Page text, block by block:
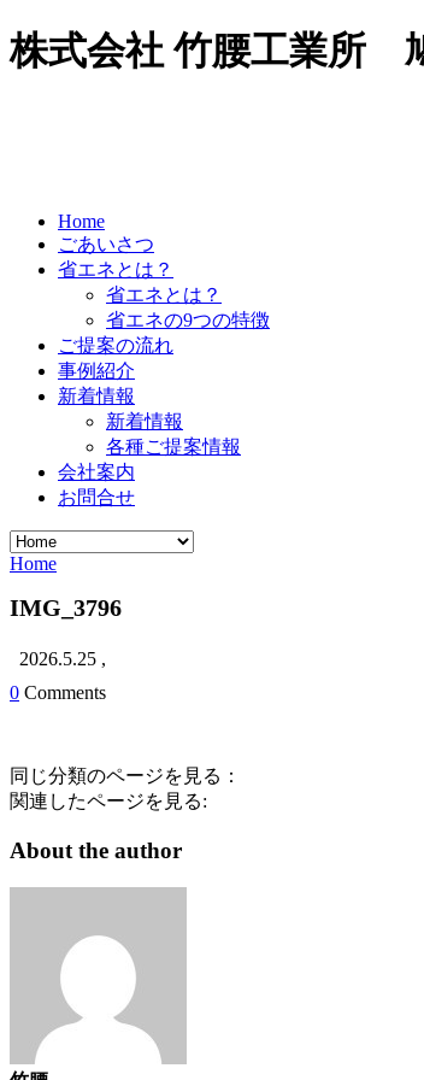
株式会社 竹腰工業所
Home
ごあいさつ
省エネとは？
省エネとは？
省エネの9つの特徴
ご提案の流れ
事例紹介
新着情報
新着情報
各種ご提案情報
会社案内
お問合せ
Home
IMG_3796
2026.5.25 ,
0 Comments
同じ分類のページを見る：
関連したページを見る:
About the author